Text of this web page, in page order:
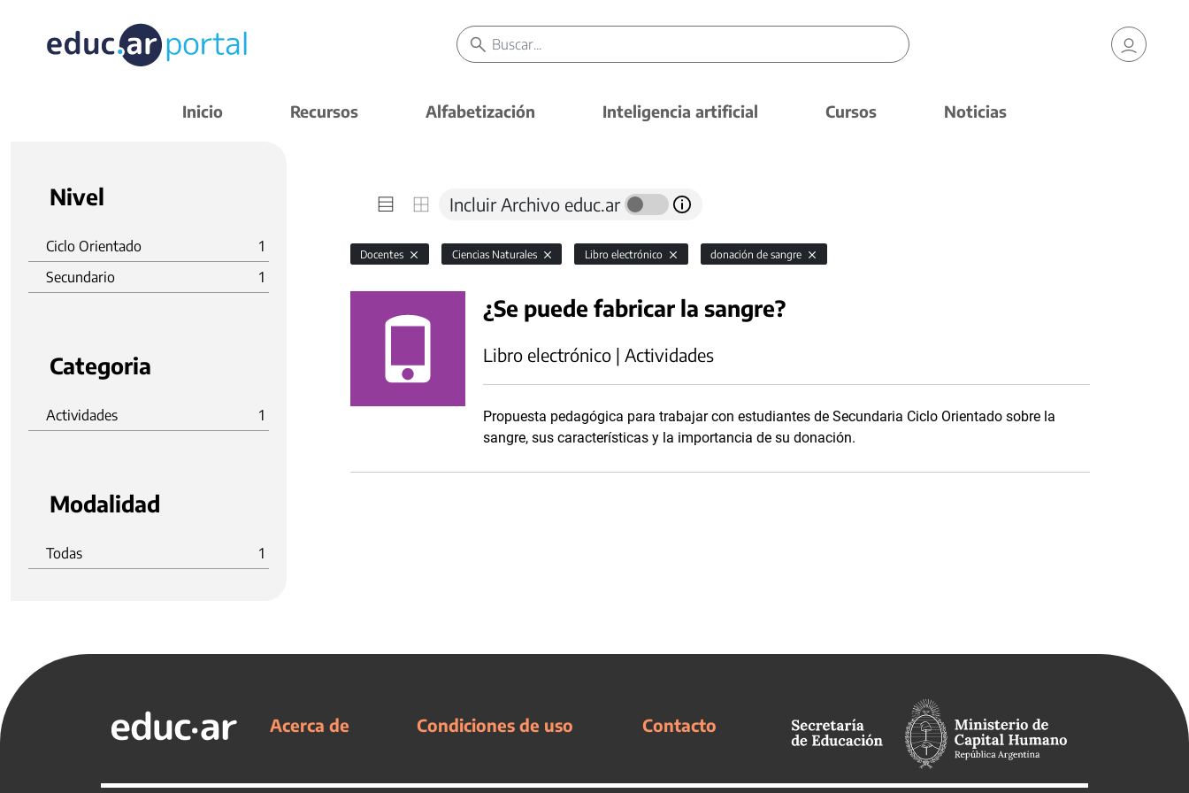
Inicio Recursos Alfabetización Inteligencia artificial Cursos Noticias
Nivel
Ciclo Orientado
1
Secundario
1
Categoria
Actividades 1
Modalidad
Todas 1
Incluir Archivo educ.ar
Docentes Ciencias Naturales Libro electrónico donación de sangre
¿Se puede fabricar la sangre?
Libro electrónico | Actividades
Propuesta pedagógica para trabajar con estudiantes de Secundaria Ciclo Orientado sobre la
sangre, sus características y la importancia de su donación.
Acerca de Condiciones de uso Contacto